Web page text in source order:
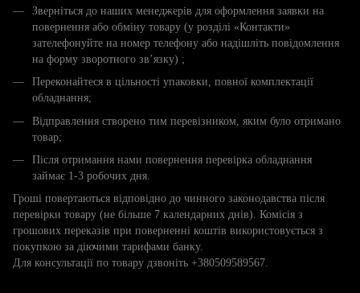
Зверніться до наших менеджерів для оформлення заявки на
повернення або обміну товару (у розділі «Контакти»
зателефонуйте на номер телефону або надішліть повідомлення
на форму зворотного зв’язку) ;
Переконайтеся в цільності упаковки, повної комплектації
обладнання;
Відправлення створено тим перевізником, яким було отримано
товар;
Після отримання нами повернення перевірка обладнання
займає 1-3 робочих дня.
Гроші повертаються відповідно до чинного законодавства після
перевірки товару (не більше 7 календарних днів). Комісія з
грошових переказів при поверненні коштів використовується з
покупкою за діючими тарифами банку.
Для консультації по товару дзвоніть +380509589567.